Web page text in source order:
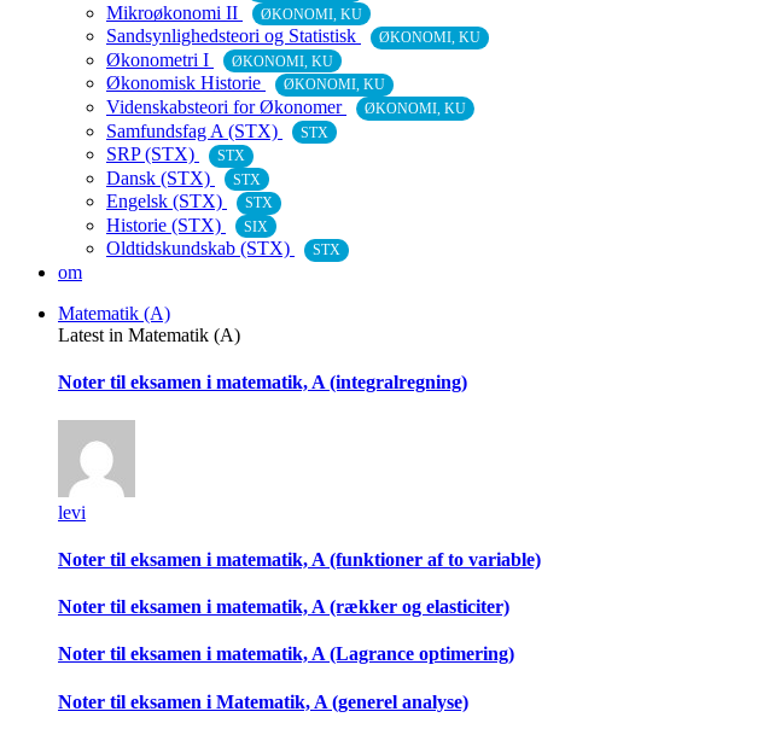
Mikroøkonomi II ØKONOMI, KU
Sandsynlighedsteori og Statistisk ØKONOMI, KU
Økonometri I ØKONOMI, KU
Økonomisk Historie ØKONOMI, KU
Videnskabsteori for Økonomer ØKONOMI, KU
Samfundsfag A (STX) STX
SRP (STX) STX
Dansk (STX) STX
Engelsk (STX) STX
Historie (STX) SIX
Oldtidskundskab (STX) STX
om
Matematik (A)
Latest in Matematik (A)
Noter til eksamen i matematik, A (integralregning)
levi
Noter til eksamen i matematik, A (funktioner af to variable)
Noter til eksamen i matematik, A (rækker og elasticiter)
Noter til eksamen i matematik, A (Lagrance optimering)
Noter til eksamen i Matematik, A (generel analyse)